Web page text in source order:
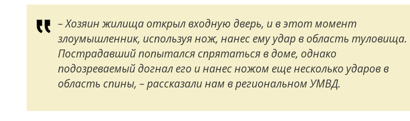
– Хозяин жилища открыл входную дверь, и в этот момент
злоумышленник, используя нож, нанес ему удар в область туловища.
Пострадавший попытался спрятаться в доме, однако
подозреваемый догнал его и нанес ножом еще несколько ударов в
область спины, – рассказали нам в региональном УМВД.